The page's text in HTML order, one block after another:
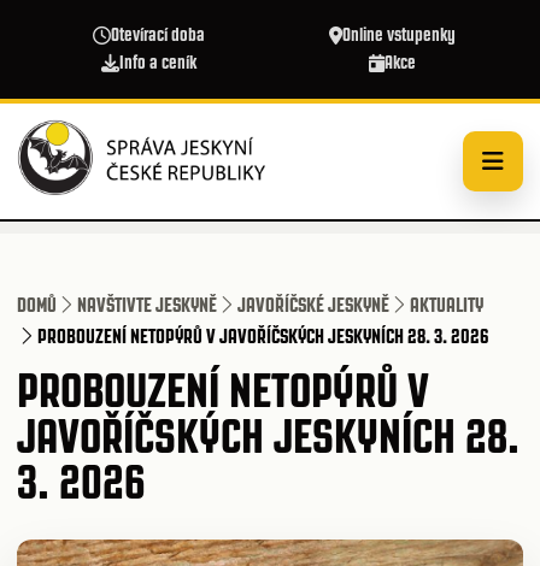
Otevírací doba
Online vstupenky
Info a ceník
Akce
DOMŮ NAVŠTIVTE JESKYNĚ JAVOŘÍČSKÉ JESKYNĚ
AKTUALITY
PROBOUZENÍ NETOPÝRŮ V JAVOŘÍČSKÝCH JESKYNÍCH 28. 3. 2026
PROBOUZENÍ NETOPÝRŮ V
JAVOŘÍČSKÝCH JESKYNÍCH 28.
3. 2026